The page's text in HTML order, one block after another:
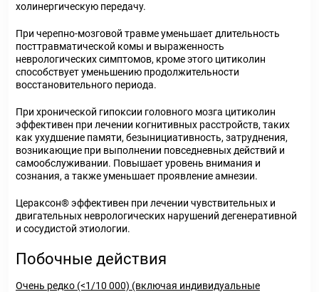
холинергическую передачу.
При черепно-мозговой травме уменьшает длительность
посттравматической комы и выраженность
неврологических симптомов, кроме этого цитиколин
способствует уменьшению продолжительности
восстановительного периода.
При хронической гипоксии головного мозга цитиколин
эффективен при лечении когнитивных расстройств, таких
как ухудшение памяти, безынициативность, затруднения,
возникающие при выполнении повседневных действий и
самообслуживании. Повышает уровень внимания и
сознания, а также уменьшает проявление амнезии.
Цераксон® эффективен при лечении чувствительных и
двигательных неврологических нарушений дегенеративной
и сосудистой этиологии.
Побочные действия
Очень редко (<1/10 000) (включая индивидуальные